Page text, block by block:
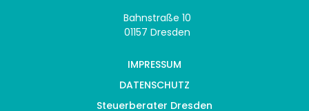
Bahnstraße 10
01157 Dresden
IMPRESSUM
DATENSCHUTZ
Steuerberater Dresden